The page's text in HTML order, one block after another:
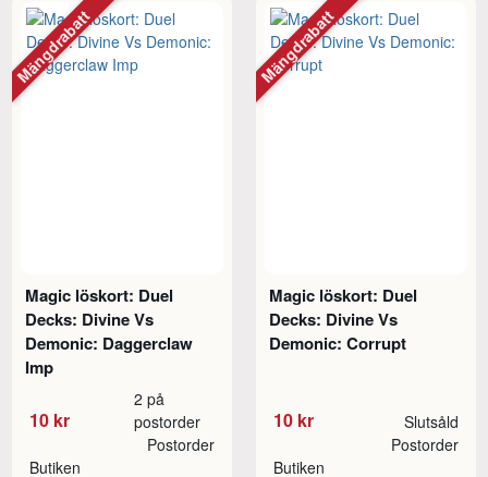
Magic löskort: Duel
Decks: Divine Vs
Demonic: Daggerclaw
Imp
10 kr
2 på
postorder
Butiken
Postorder
Mängdrabatt
Magic löskort: Duel
Decks: Divine Vs
Demonic: Corrupt
10 kr Slutsåld
Butiken
Postorder
Mängdrabatt